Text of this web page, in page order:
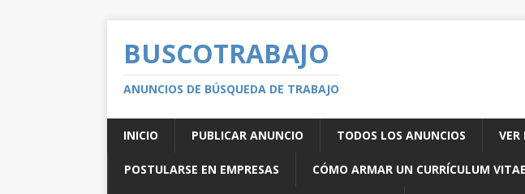
BUSCOTRABAJO
ANUNCIOS DE BÚSQUEDA DE TRABAJO
INICIO PUBLICAR ANUNCIO TODOS LOS ANUNCIOS VER
POSTULARSE EN EMPRESAS CÓMO ARMAR UN CURRÍCULUM